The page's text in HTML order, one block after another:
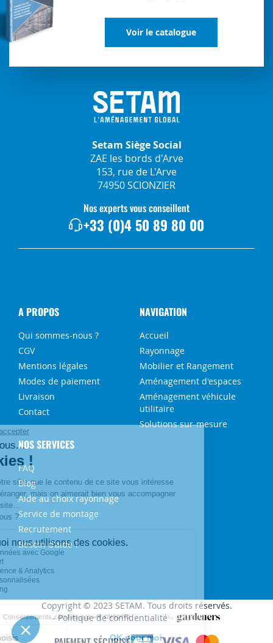
Voir le catalogue
Setam Siège Social
ZAE les bords d'Arve
153, rue de L'Arve
74950 SCIONZIER
Nos experts vous conseillent
+33 (0)4 50 89 80 00
A PROPOS
Qui sommes-nous ?
CGV
Mentions légales
Modes de paiement
Livraison
Contact
NAVIGATION
Accueil
Rayonnage
Mobilier et Rangement
Aménagement d'espaces
Aménagement véhicule
utilitaire
Solutions sur-mesure
NOS SERVICES
FAQ
Blog
Aide au choix rayonnage
Service de montage
Recrutement
Besoin d'aide ?
Copyright © 2023 SETAM. Tous droits réservés.
Politique de confidentialité